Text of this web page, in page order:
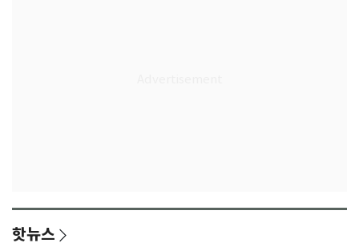
핫뉴스